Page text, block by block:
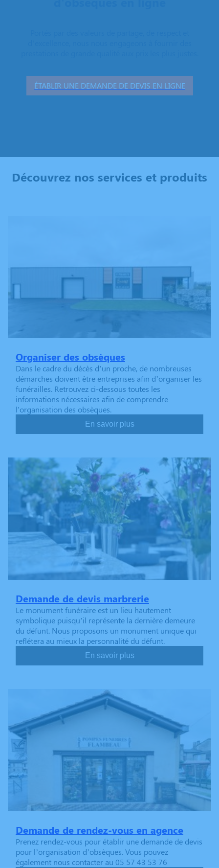
ÉTABLIR UNE DEMANDE DE DEVIS EN LIGNE
Découvrez nos services et produits
Organiser des obsèques
Dans le cadre du décès d’un proche, de nombreuses
démarches doivent être entreprises afin d’organiser les
funérailles. Retrouvez ci-dessous toutes les
informations nécessaires afin de comprendre
l'organisation des obsèques.
En savoir plus
Demande de devis marbrerie
Le monument funéraire est un lieu hautement
symbolique puisqu’il représente la dernière demeure
du défunt. Nous proposons un monument unique qui
reflétera au mieux la personnalité du défunt.
En savoir plus
Demande de rendez-vous en agence
Prenez rendez-vous pour établir une demande de devis
pour l’organisation d’obsèques. Vous pouvez
également nous contacter au 05 57 43 53 76